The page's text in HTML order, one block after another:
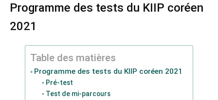
Programme des tests du KIIP coréen
2021
Table des matières
Programme des tests du KIIP coréen 2021
Pré-test
Test de mi-parcours